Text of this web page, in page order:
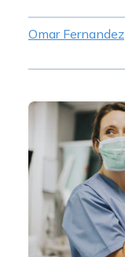
Omar Fernandez